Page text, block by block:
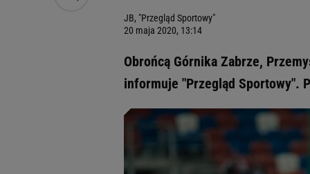
JB, "Przegląd Sportowy"
20 maja 2020, 13:14
Obrońcą Górnika Zabrze,
informuje "Przegląd Sportowy".